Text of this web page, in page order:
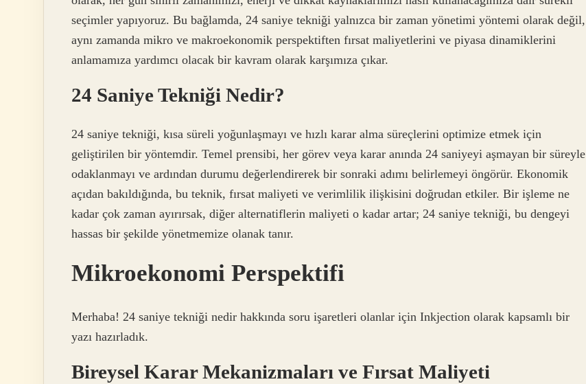
seçimler yapıyoruz. Bu bağlamda, 24 saniye tekniği yalnızca bir zaman yönetimi yöntemi olarak değil,
aynı zamanda mikro ve makroekonomik perspektiften fırsat maliyetlerini ve piyasa dinamiklerini
anlamamıza yardımcı olacak bir kavram olarak karşımıza çıkar.
24 Saniye Tekniği Nedir?
24 saniye tekniği, kısa süreli yoğunlaşmayı ve hızlı karar alma süreçlerini optimize etmek için
geliştirilen bir yöntemdir. Temel prensibi, her görev veya karar anında 24 saniyeyi aşmayan bir süreyle
odaklanmayı ve ardından durumu değerlendirerek bir sonraki adımı belirlemeyi öngörür. Ekonomik
açıdan bakıldığında, bu teknik, fırsat maliyeti ve verimlilik ilişkisini doğrudan etkiler. Bir işleme ne
kadar çok zaman ayırırsak, diğer alternatiflerin maliyeti o kadar artar; 24 saniye tekniği, bu dengeyi
hassas bir şekilde yönetmemize olanak tanır.
Mikroekonomi Perspektifi
Merhaba! 24 saniye tekniği nedir hakkında soru işaretleri olanlar için Inkjection olarak kapsamlı bir
yazı hazırladık.
Bireysel Karar Mekanizmaları ve Fırsat Maliyeti